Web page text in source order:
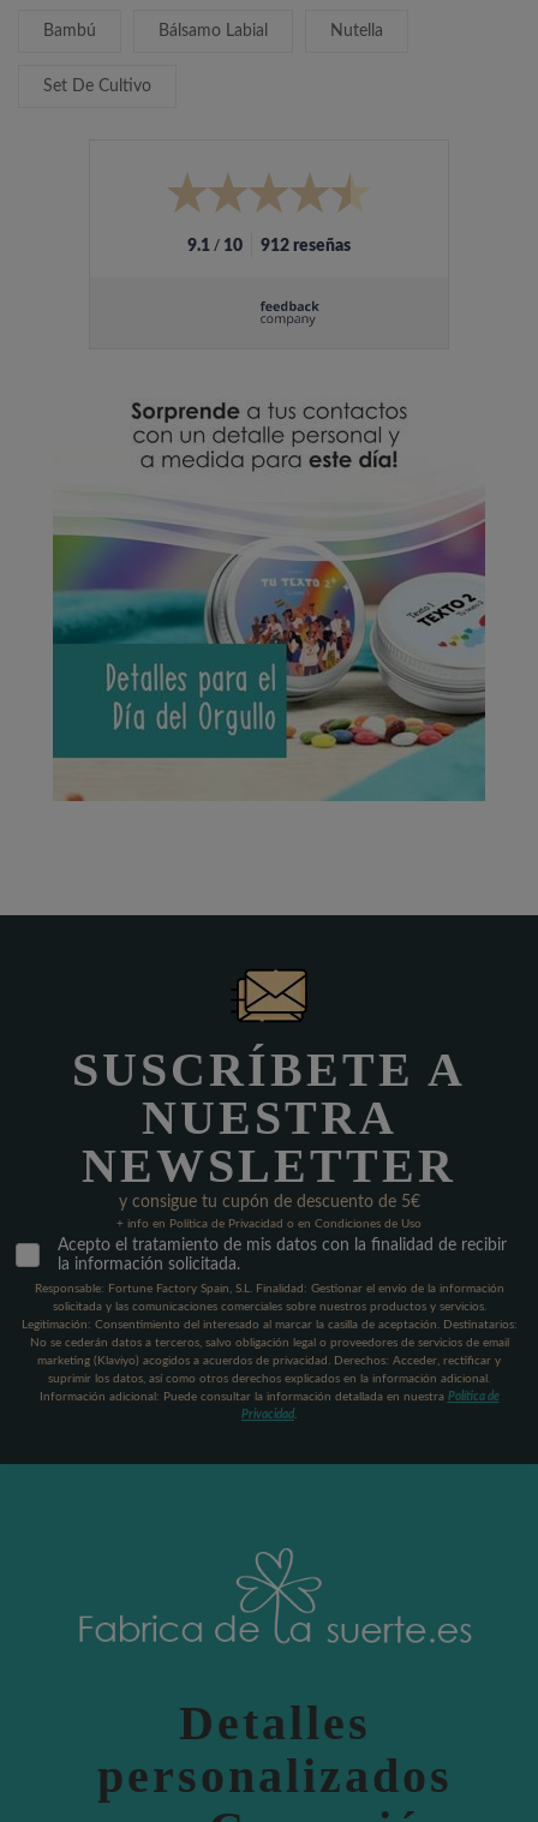
Bambú Bálsamo Labial Nutella
Set De Cultivo
9.1 / 10 912 reseñas
SUSCRÍBETE A
NUESTRA
NEWSLETTER
y consigue tu cupón de descuento de 5€
+ info en Política de Privacidad o en Condiciones de Uso
Acepto el tratamiento de mis datos con la finalidad de recibir
la información solicitada.
Responsable: Fortune Factory Spain, S.L. Finalidad: Gestionar el envío de la información
solicitada y las comunicaciones comerciales sobre nuestros productos y servicios.
Legitimación: Consentimiento del interesado al marcar la casilla de aceptación. Destinatarios:
No se cederán datos a terceros, salvo obligación legal o proveedores de servicios de email
marketing (Klaviyo) acogidos a acuerdos de privacidad. Derechos: Acceder, rectificar y
suprimir los datos, así como otros derechos explicados en la información adicional.
Información adicional: Puede consultar la información detallada en nuestra Política de
Privacidad
Detalles
personalizados